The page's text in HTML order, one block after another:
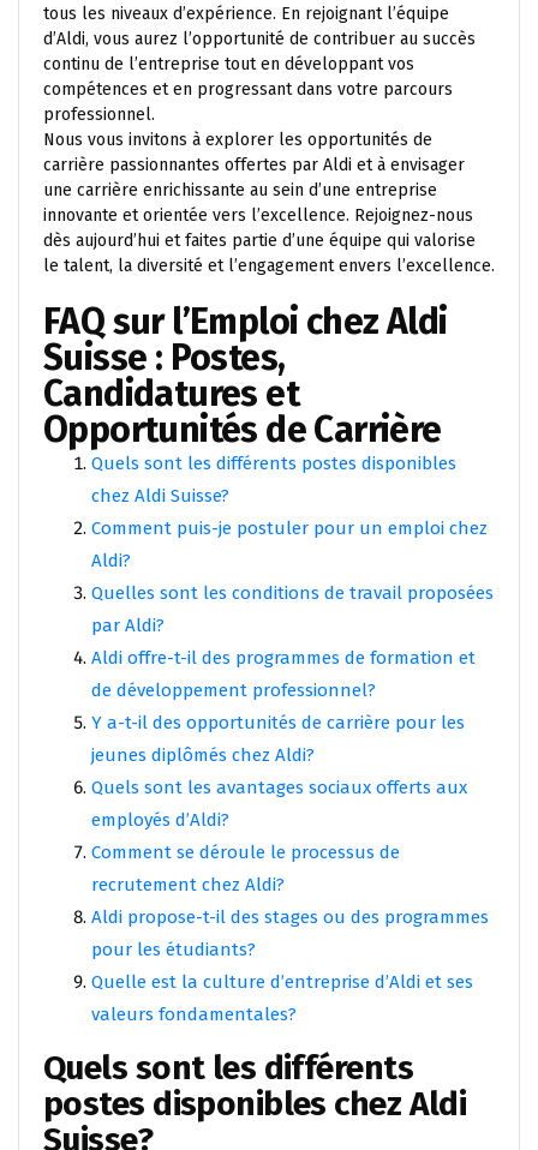
tous les niveaux d’expérience. En rejoignant l’équipe
d’Aldi, vous aurez l’opportunité de contribuer au succès
continu de l’entreprise tout en développant vos
compétences et en progressant dans votre parcours
professionnel.
Nous vous invitons à explorer les opportunités de
carrière passionnantes offertes par Aldi et à envisager
une carrière enrichissante au sein d’une entreprise
innovante et orientée vers l’excellence. Rejoignez-nous
dès aujourd’hui et faites partie d’une équipe qui valorise
le talent, la diversité et l’engagement envers l’excellence.
FAQ sur l’Emploi chez Aldi
Suisse : Postes,
Candidatures et
Opportunités de Carrière
Quels sont les différents postes disponibles
chez Aldi Suisse?
Comment puis-je postuler pour un emploi chez
Aldi?
Quelles sont les conditions de travail proposées
par Aldi?
Aldi offre-t-il des programmes de formation et
de développement professionnel?
Y a-t-il des opportunités de carrière pour les
jeunes diplômés chez Aldi?
Quels sont les avantages sociaux offerts aux
employés d’Aldi?
Comment se déroule le processus de
recrutement chez Aldi?
Aldi propose-t-il des stages ou des programmes
pour les étudiants?
Quelle est la culture d’entreprise d’Aldi et ses
valeurs fondamentales?
Quels sont les différents
postes disponibles chez Aldi
Suisse?